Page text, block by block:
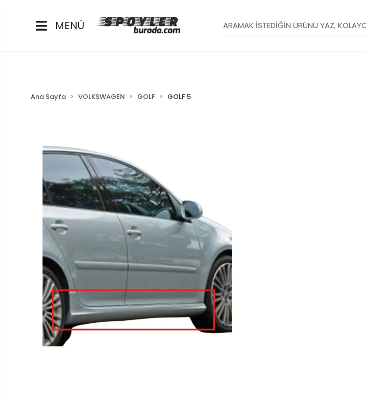
MENÜ
Ana Sayfa VOLKSWAGEN GOLF GOLF 5